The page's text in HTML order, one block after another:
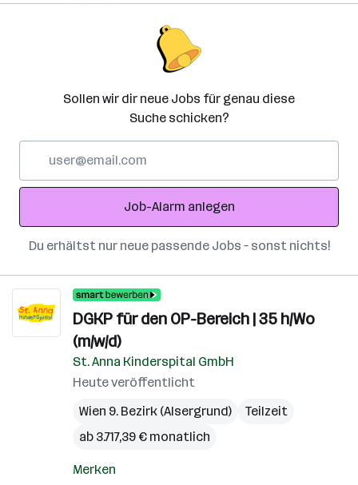
Sollen wir dir neue Jobs für genau diese
Suche schicken?
Adresse
Job-Alarm anlegen
Du erhältst nur neue passende Jobs – sonst nichts!
DGKP für den OP-Bereich | 35 h/Wo
(m/w/d)
St. Anna Kinderspital GmbH
Heute veröffentlicht
Wien 9. Bezirk (Alsergrund)
Teilzeit
ab 3.717,39 € monatlich
Merken